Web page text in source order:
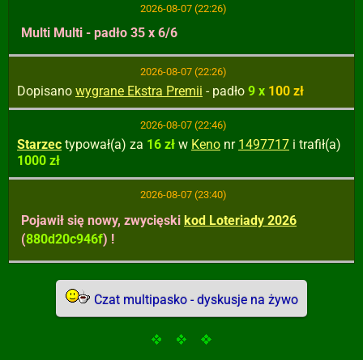
2026-08-07 (22:26)
Multi Multi - padło 35 x 6/6
2026-08-07 (22:26)
Dopisano wygrane Ekstra Premii - padło 9 x 100 zł
2026-08-07 (22:46)
Starzec typował(a) za 16 zł w Keno nr 1497717 i trafił(a)
1000 zł
2026-08-07 (23:40)
Pojawił się nowy, zwycięski kod Loteriady 2026
(880d20c946f) !
Czat multipasko - dyskusje na żywo